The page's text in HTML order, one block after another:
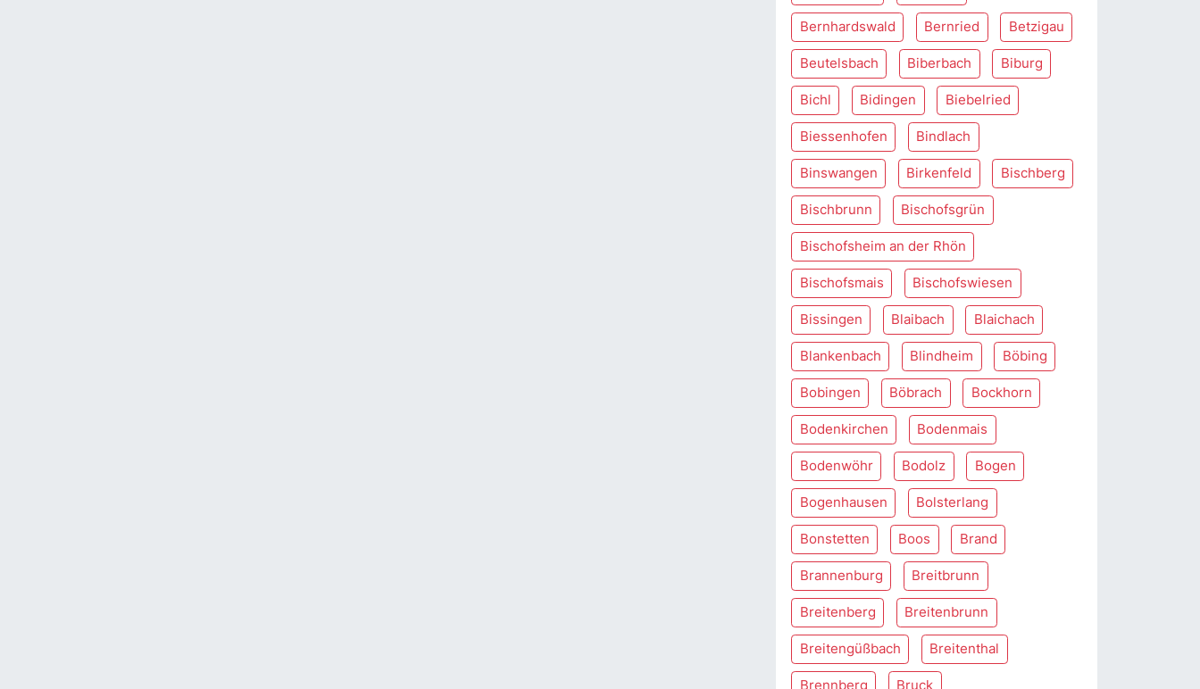
Bernhardswald Bernried Betzigau
Beutelsbach Biberbach Biburg
Bichl Bidingen Biebelried
Biessenhofen Bindlach
Binswangen Birkenfeld Bischberg
Bischbrunn Bischofsgrün
Bischofsheim an der Rhön
Bischofsmais Bischofswiesen
Bissingen Blaibach Blaichach
Blankenbach Blindheim Böbing
Bobingen Böbrach Bockhorn
Bodenkirchen Bodenmais
Bodenwöhr Bodolz Bogen
Bogenhausen Bolsterlang
Bonstetten Boos Brand
Brannenburg Breitbrunn
Breitenberg Breitenbrunn
Breitengüßbach Breitenthal
Brennberg Bruck